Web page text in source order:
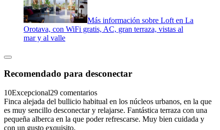
Más información sobre Loft en La
Orotava, con WiFi gratis, AC, gran terraza, vistas al
mar y al valle
Recomendado para desconectar
10Excepcional29 comentarios
Finca alejada del bullicio habitual en los núcleos urbanos, en la que
es muy sencillo desconectar y relajarse. Fantástica terraza con una
pequeña alberca en la que poder refrescarse. Muy bien cuidada y
con un gusto exquisito.